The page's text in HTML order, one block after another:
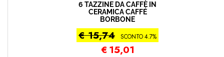
6 TAZZINE DA CAFFÈ IN
CERAMICA CAFFÉ
BORBONE
€ 15,74 SCONTO 4.7%
€ 15,01